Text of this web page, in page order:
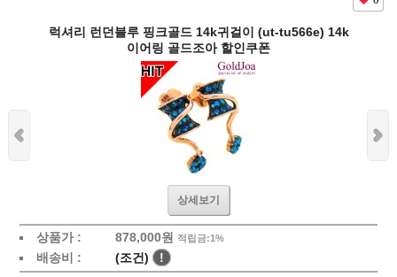
럭셔리 런던블루 핑크골드 14k귀걸이 (ut-tu566e) 14k
이어링 골드조아 할인쿠폰
상세보기
상품가 : 878,000원 적립금:1%
배송비 : (조건) !